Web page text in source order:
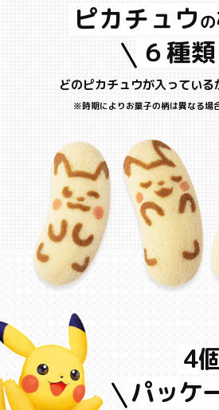
ピカチュウの
６種類
どのピカチュウが入っている
※時期によりお菓子の柄は異なる場
4
パッケ